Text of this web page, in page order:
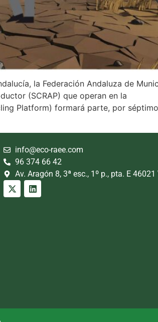
la Federación Andaluza de
(SCRAP) que operan en la
Platform) formará parte, por
info@eco-raee.com
96 374 66 42
Av. Aragón 8, 3ª esc., 1º p., pta. E